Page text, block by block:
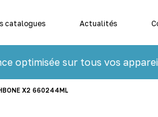
catalogues Actualités
optimisée sur tous vos
X2 660244ML